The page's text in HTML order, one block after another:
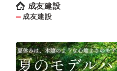
成友建設
成友建設